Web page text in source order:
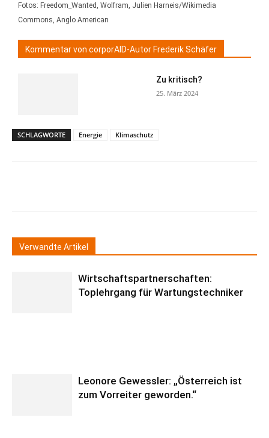
Fotos: Freedom_Wanted, Wolfram, Julien Harneis/Wikimedia
Commons, Anglo American
Kommentar von corporAID-Autor Frederik Schäfer
Zu kritisch?
25. März 2024
SCHLAGWORTE Energie Klimaschutz
Verwandte Artikel
Wirtschaftspartnerschaften:
Toplehrgang für Wartungstechniker
Leonore Gewessler: „Österreich ist
zum Vorreiter geworden.“